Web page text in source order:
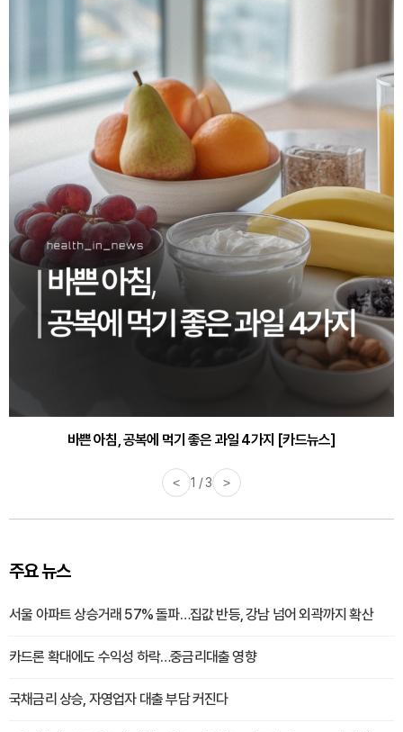
바쁜 아침, 공복에 먹기 좋은 과일 4가지 [카드뉴스]
< 1 / 3 >
주요 뉴스
서울 아파트 상승거래 57% 돌파…집값 반등, 강남 넘어 외곽까지 확산
카드론 확대에도 수익성 하락…중금리대출 영향
국채금리 상승, 자영업자 대출 부담 커진다